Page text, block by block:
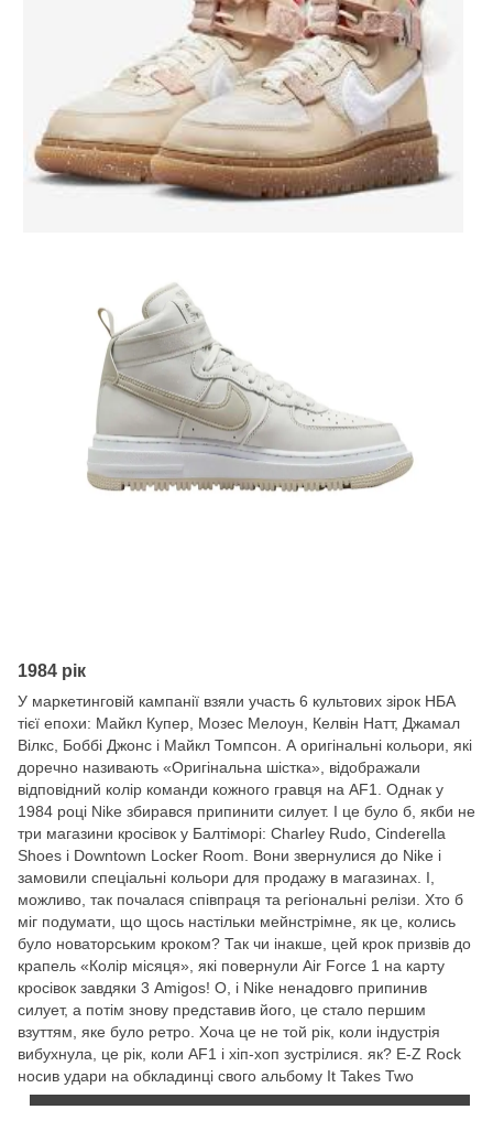
1984 рік
У маркетинговій кампанії взяли участь 6 культових зірок НБА
тієї епохи: Майкл Купер, Мозес Мелоун, Келвін Натт, Джамал
Вілкс, Боббі Джонс і Майкл Томпсон. А оригінальні кольори, які
доречно називають «Оригінальна шістка», відображали
відповідний колір команди кожного гравця на AF1. Однак у
1984 році Nike збирався припинити силует. І це було б, якби не
три магазини кросівок у Балтіморі: Charley Rudo, Cinderella
Shoes і Downtown Locker Room. Вони звернулися до Nike і
замовили спеціальні кольори для продажу в магазинах. І,
можливо, так почалася співпраця та регіональні релізи. Хто б
міг подумати, що щось настільки мейнстрімне, як це, колись
було новаторським кроком? Так чи інакше, цей крок призвів до
крапель «Колір місяця», які повернули Air Force 1 на карту
кросівок завдяки 3 Amigos! О, і Nike ненадовго припинив
силует, а потім знову представив його, це стало першим
взуттям, яке було ретро. Хоча це не той рік, коли індустрія
вибухнула, це рік, коли AF1 і хіп-хоп зустрілися. як? E-Z Rock
носив удари на обкладинці свого альбому It Takes Two